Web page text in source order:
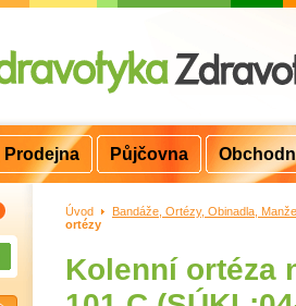
Úvod >
Bandáže, Ortézy, Obinadla,
ortézy
Kolenní ortéza
Prodejna Půjčovna